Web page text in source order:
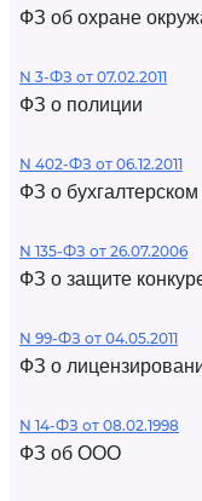
ФЗ об охране
N 3-ФЗ от 07.02.2011
ФЗ о полиции
N 402-ФЗ от 06.12.2011
ФЗ о бухгалтерском
N 135-ФЗ от 26.07.2006
ФЗ о защите
N 99-ФЗ от 04.05.2011
ФЗ о
N 14-ФЗ от 08.02.1998
ФЗ об ООО